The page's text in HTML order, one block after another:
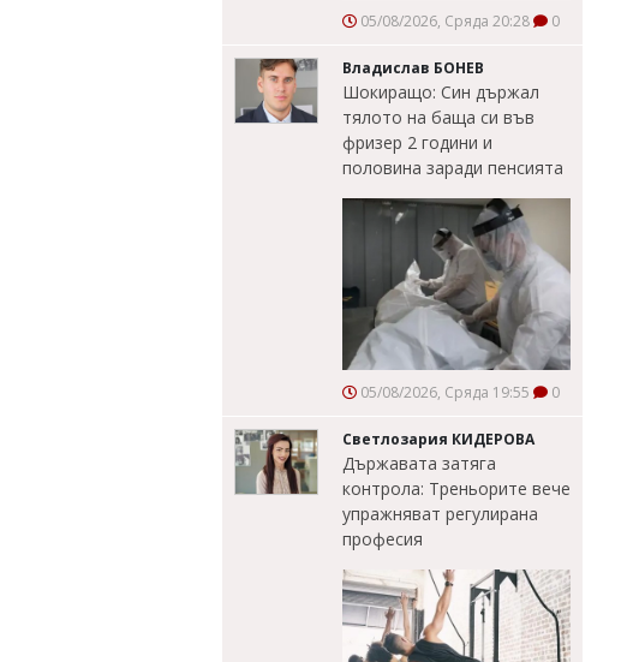
05/08/2026, Сряда 20:28 0
Владислав БОНЕВ
Шокиращо: Син държал
тялото на баща си във
фризер 2 години и
половина заради пенсията
05/08/2026, Сряда 19:55 0
Светлозария КИДЕРОВА
Държавата затяга
контрола: Треньорите вече
упражняват регулирана
професия